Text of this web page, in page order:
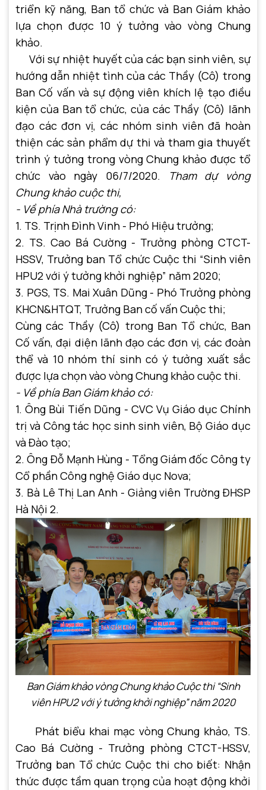
triển kỹ năng, Ban tổ chức và Ban Giám khảo
lựa chọn được 10 ý tưởng vào vòng Chung
khảo.
Với sự nhiệt huyết của các bạn sinh viên, sự
hướng dẫn nhiệt tình của các Thầy (Cô) trong
Ban Cố vấn và sự động viên khích lệ tạo điều
kiện của Ban tổ chức, của các Thầy (Cô) lãnh
đạo các đơn vị, các nhóm sinh viên đã hoàn
thiện các sản phẩm dự thi và tham gia thuyết
trình ý tưởng trong vòng Chung khảo được tổ
chức vào ngày 06/7/2020.
Tham dự vòng
Chung khảo cuộc thi,
- Về phía Nhà trường có:
1. TS. Trịnh Đình Vinh - Phó Hiệu trưởng;
2. TS. Cao Bá Cường - Trưởng phòng CTCT-
HSSV, Trưởng ban Tổ chức Cuộc thi “Sinh viên
HPU2 với ý tưởng khởi nghiệp” năm 2020;
3. PGS, TS. Mai Xuân Dũng - Phó Trưởng phòng
KHCN&HTQT, Trưởng Ban cố vấn Cuộc thi;
Cùng các Thầy (Cô) trong Ban Tổ chức, Ban
Cố vấn, đại diện lãnh đạo các đơn vị, các đoàn
thể và 10 nhóm thí sinh có ý tưởng xuất sắc
được lựa chọn vào vòng Chung khảo cuộc thi.
- Về phía Ban Giám khảo có:
1. Ông Bùi Tiến Dũng - CVC Vụ Giáo dục Chính
trị và Công tác học sinh sinh viên, Bộ Giáo dục
và Đào tạo;
2. Ông Đỗ Mạnh Hùng - Tổng Giám đốc Công ty
Cổ phần Công nghệ Giáo dục Nova;
3. Bà Lê Thị Lan Anh - Giảng viên Trường ĐHSP
Hà Nội 2.
Ban Giám khảo vòng Chung khảoCuộc thi “Sinh
viênHPU2với ý tưởng khởi nghiệp”năm 2020
Phát biểu khai mạc vòng Chung khảo, TS.
Cao Bá Cường - Trưởng phòng CTCT-HSSV,
Trưởng ban Tổ chức Cuộc thi cho biết: Nhận
thức được tầm quan trọng của hoạt động khởi